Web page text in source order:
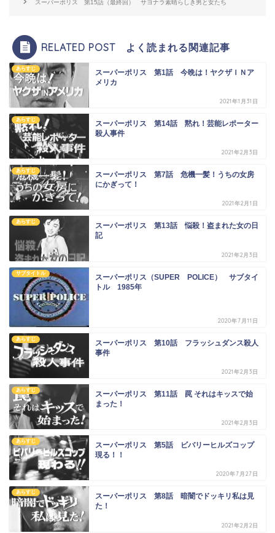
スーパーポリス 第15話（最終回） サヨナラ素晴らしき男と女たち
RELATED POST よく読まれる関連記事
あらすじ
スーパーポリス 第1話 今晩は！ヤクザＩＮア
メリカ
2021年1月31日
あらすじ
スーパーポリス 第14話 黙れ！芸能レポーター
殺人事件
2021年2月3日
あらすじ
スーパーポリス 第7話 危機一髪！うちの女房
にかぎって！
2021年2月1日
あらすじ
スーパーポリス 第13話 悩殺！盗まれた女の日
記
2021年2月3日
サブタイトル
スーパーポリス（SUPER POLICE） サブタイ
トル 1985年
2020年7月11日
あらすじ
スーパーポリス 第10話 フラッシュダンス殺人
事件
2021年2月3日
あらすじ
スーパーポリス 第11話 罠 それはキッスで始
まった！
2021年2月3日
あらすじ
スーパーポリス 第5話 ビバリーヒルズコップ
現る！！
2020年7月27日
あらすじ
スーパーポリス 第8話 暗闇でドッキリ私は見
た！
2021年2月2日